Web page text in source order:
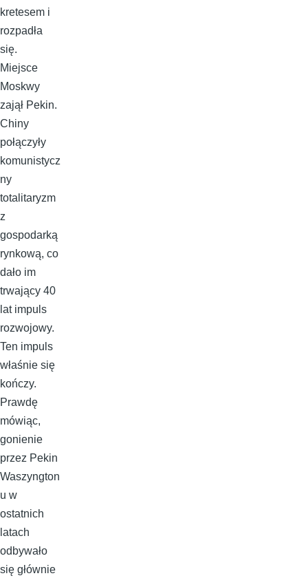
kretesem i
rozpadła
się.
Miejsce
Moskwy
zajął Pekin.
Chiny
połączyły
komunistycz
ny
totalitaryzm
z
gospodarką
rynkową, co
dało im
trwający 40
lat impuls
rozwojowy.
Ten impuls
właśnie się
kończy.
Prawdę
mówiąc,
gonienie
przez Pekin
Waszyngton
u w
ostatnich
latach
odbywało
się głównie